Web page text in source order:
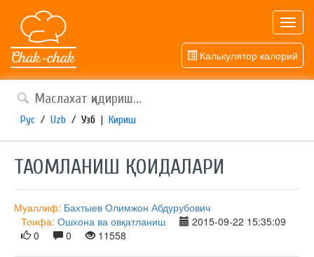
Калькулятор калорий
Рус / Uzb / Узб | Кириш
ТАОМЛАНИШ ҚОИДАЛАРИ
Муаллиф: Бахтыев Олимжон Абдурубович
Тоифа: Ошхона ва овқатланиш
2015-09-22 15:35:09
0
0 11558